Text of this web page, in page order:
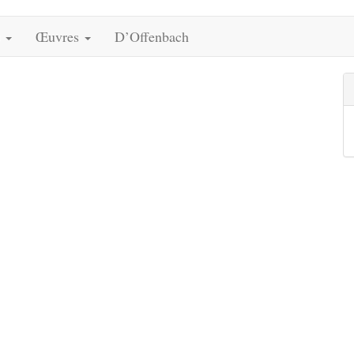
Œuvres D’Offenbach